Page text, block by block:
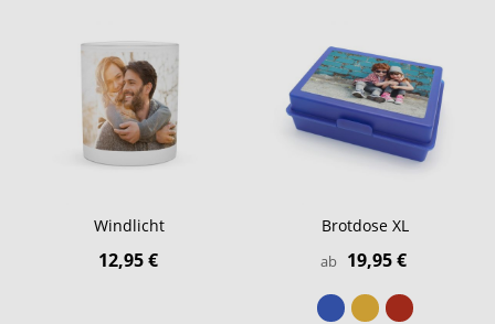
Windlicht
12,95 €
Brotdose XL
ab 19,95 €